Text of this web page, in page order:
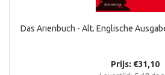
Das Arienbuch - Alt. Englische
Prijs: €31,10